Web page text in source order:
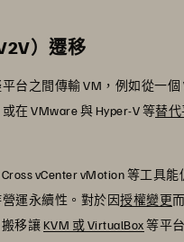
）遷移
台之間傳輸 VM，例如從一個
在 VMware 與 Hyper-V 等替代
vCenter vMotion 等工具
運永續性。對於因授權變更
移讓KVM 或 VirtualBox等平